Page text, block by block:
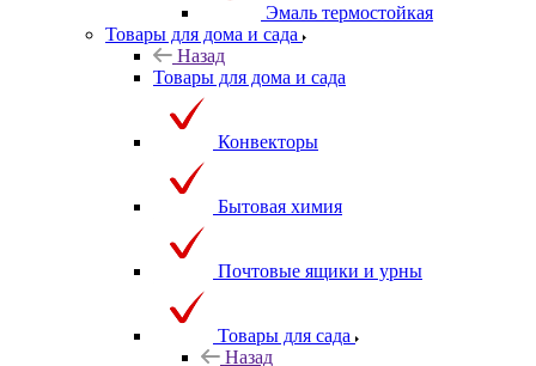
Эмаль термостойкая
Товары для дома и сада
Назад
Товары для дома и сада
Конвекторы
Бытовая химия
Почтовые ящики и урны
Товары для сада
Назад